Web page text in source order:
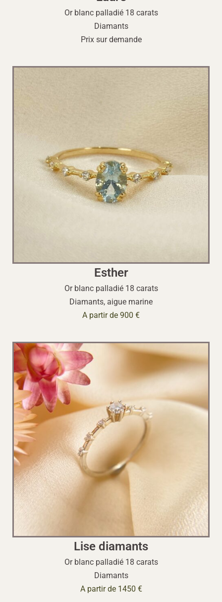
Or blanc palladié 18 carats
Diamants
Prix sur demande
Esther
Or blanc palladié 18 carats
Diamants, aigue marine
A partir de 900 €
Lise diamants
Or blanc palladié 18 carats
Diamants
A partir de 1450 €